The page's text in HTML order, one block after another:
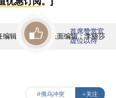
编辑：徐和谦 | 版面编辑：李丽莎
首席赞赏官
虚位以待
#俄乌冲突 +关注